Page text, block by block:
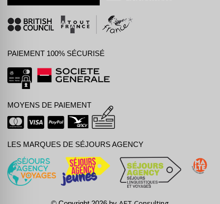
PAIEMENT 100% SÉCURISÉ
MOYENS DE PAIEMENT
LES MARQUES DE SÉJOURS AGENCY